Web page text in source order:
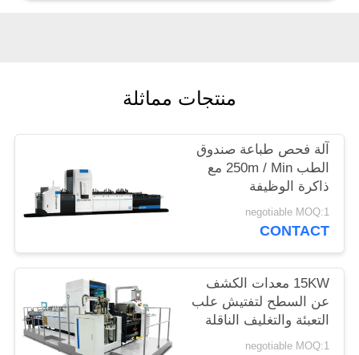
POLICY
منتجات مماثلة
آلة فحص طباعة صندوق
الطب 250m / Min مع
ذاكرة الوظيفة
negotiable MOQ:1
CONTACT
15KW معدات الكشف
عن السطح لتفتيش علب
التعبئة والتغليف الناقلة
للحزم المتعددة
negotiable MOQ:1